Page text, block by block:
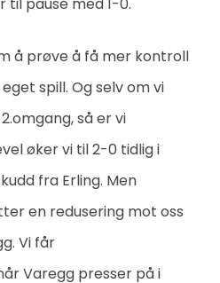
å prøve å få mer kontroll
spill. Og selv om vi
så er vi
øker vi til 2-0 tidlig i
fra Erling. Men
en redusering mot oss
Vi får
Varegg presser på i